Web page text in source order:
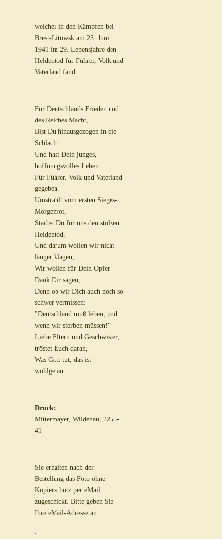
welcher in den Kämpfen bei
Brest-Litowsk am 23. Juni
1941 im 29. Lebensjahre den
Heldentod für Führer, Volk und
Vaterland fand.
Für Deutschlands Frieden und
des Reiches Macht,
Bist Du hinausgezogen in die
Schlacht
Und hast Dein junges,
hoffnungsvolles Leben
Für Führer, Volk und Vaterland
gegeben.
Umstrahlt vom ersten Sieges-
Morgenrot,
Starbst Du für uns den stolzen
Heldentod,
Und darum wollen wir nicht
länger klagen;
Wir wollen für Dein Opfer
Dank Dir sagen,
Denn ob wir Dich auch noch so
schwer vermissen:
"Deutschland muß leben, und
wenn wir sterben müssen!"
Liebe Eltern und Geschwister,
tröstet Euch daran,
Was Gott tut, das ist
wohlgetan.
Druck:
Mittermayer, Wildenau, 2255-
41
.
Sie erhalten nach der
Bestellung das Foto ohne
Kopierschutz per eMail
zugeschickt. Bitte geben Sie
Ihre eMail-Adresse an.
.